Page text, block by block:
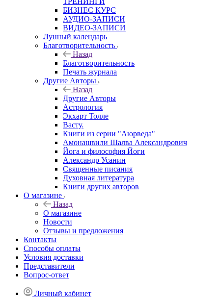
БИЗНЕС КУРС
АУДИО-ЗАПИСИ
ВИДЕО-ЗАПИСИ
Лунный календарь
Благотворительность
Назад
Благотворительность
Печать журнала
Другие Aвторы
Назад
Другие Aвторы
Астрология
Экхарт Толле
Васту.
Книги из серии "Аюрведа"
Амонашвили Шалва Александрович
Йога и философия Йоги
Александр Усанин
Священные писания
Духовная литература
Книги других авторов
О магазине
Назад
О магазине
Новости
Отзывы и предложения
Контакты
Способы оплаты
Условия доставки
Представители
Вопрос-ответ
Личный кабинет